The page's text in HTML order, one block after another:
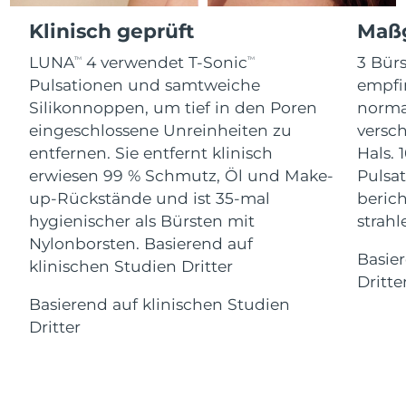
Klinisch geprüft
LUNATM 4 verwendet T-SonicTM
Pulsationen und samtweiche
Silikonnoppen, um tief in den Poren
eingeschlossene Unreinheiten zu
entfernen. Sie entfernt klinisch
erwiesen 99 % Schmutz, Öl und Make-
up-Rückstände und ist 35-mal
hygienischer als Bürsten mit
Nylonborsten. Basierend auf
klinischen Studien Dritter
Basierend auf klinischen Studien
Dritter
3
Hals.
For healthy hair
Kosmetik
Kaufe alles
FOREO APP
ÜBER
Gibraltar
13/08/2026
Griechenland
Erwartete Lieferung
09/08/2026
Sonderverwaltungsregion
Hongkong
Erwartete Lieferung
10/08/2026
Ungarn
Erwartete Lieferung
09/08/2026
Island
10/08/2026
Indonesien
Erwartete Lieferung